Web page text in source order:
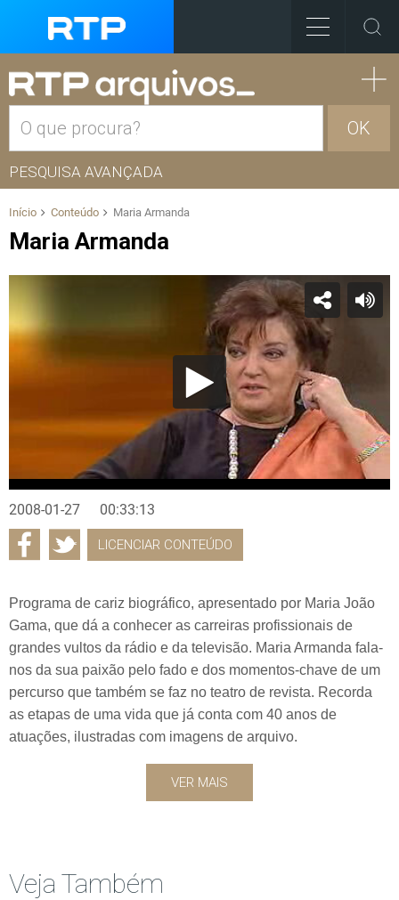
OK
PESQUISA AVANÇADA
Início Conteúdo Maria Armanda
Maria Armanda
2008-01-27 00:33:13
LICENCIAR CONTEÚDO
Programa de cariz biográfico, apresentado por Maria João
Gama, que dá a conhecer as carreiras profissionais de
grandes vultos da rádio e da televisão. Maria Armanda fala-
nos da sua paixão pelo fado e dos momentos-chave de um
percurso que também se faz no teatro de revista. Recorda
as etapas de uma vida que já conta com 40 anos de
atuações, ilustradas com imagens de arquivo.
VER MAIS
Veja Também